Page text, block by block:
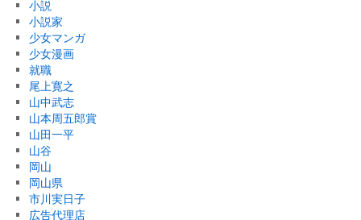
小説
小説家
少女マンガ
少女漫画
就職
尾上寛之
山中武志
山本周五郎賞
山田一平
山谷
岡山
岡山県
市川実日子
広告代理店